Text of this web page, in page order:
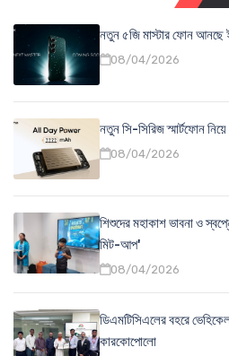
নতুন ৫জি মাস্টার ফোন আনছে
08/04/2026
নতুন সি-সিরিজ স্মার্টফোন
08/04/2026
শিশুদের মহাকাশ ভাবনা ও
মিট-আপ'
08/04/2026
ডিএমটিসিএলের বহরে
কারকোপোলো